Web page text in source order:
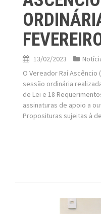
13/02/2023
O Vereador Raí
sessão ordinária
de Lei e 18
assinaturas de apoio a
Proposituras sujeitas à